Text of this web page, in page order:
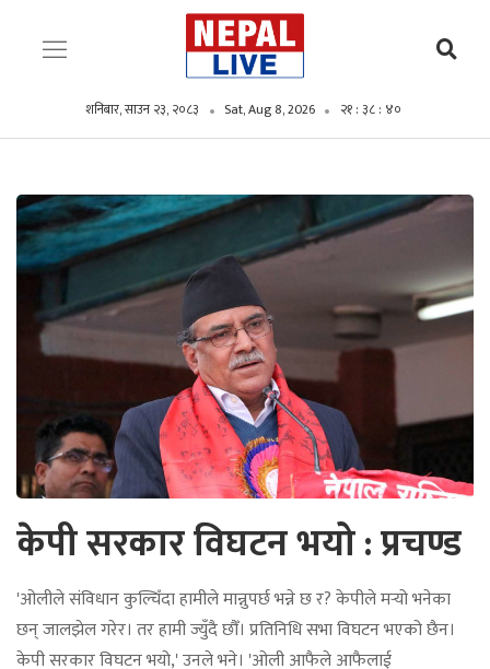
शनिबार, साउन २३, २०८३ Sat, Aug 8, 2026 २१ : ३८ : ४१
केपी सरकार विघटन भयो : प्रचण्ड
'ओलीले संविधान कुल्चिँदा हामीले मान्नुपर्छ भन्ने छ र? केपीले मर्‍यो भनेका
छन् जालझेल गरेर। तर हामी ज्युँदै छौँ। प्रतिनिधि सभा विघटन भएको छैन।
केपी सरकार विघटन भयो,' उनले भने। 'ओली आफैले आफैलाई